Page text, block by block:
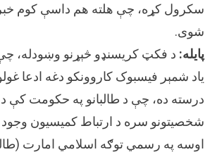
سکرول کړه، چې هلته هم داسې کوم خبر
شوی.
پایله: د فکټ کریسنډو څېړنو وښودله، چې
یاد شمېر فیسبوک کاروونکو دغه ادعا
درسته ده، چې د طالبانو په حکومت کې د
شخصیتونو سره د ارتباط کمیسیون وجود
اوسه په رسمي توګه اسلامي امارت